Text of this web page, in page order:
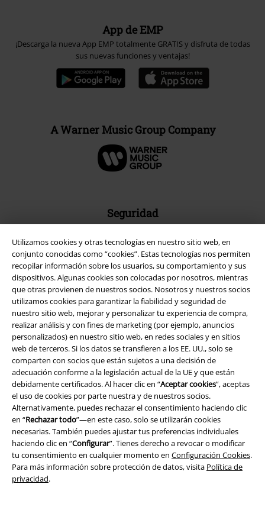
Utilizamos cookies y otras tecnologías en nuestro sitio web, en
conjunto conocidas como “cookies”. Estas tecnologías nos permiten
recopilar información sobre los usuarios, su comportamiento y sus
dispositivos. Algunas cookies son colocadas por nosotros, mientras
que otras provienen de nuestros socios. Nosotros y nuestros socios
utilizamos cookies para garantizar la fiabilidad y seguridad de
nuestro sitio web, mejorar y personalizar tu experiencia de compra,
realizar análisis y con fines de marketing (por ejemplo, anuncios
personalizados) en nuestro sitio web, en redes sociales y en sitios
web de terceros. Si los datos se transfieren a los EE. UU., solo se
comparten con socios que están sujetos a una decisión de
adecuación conforme a la legislación actual de la UE y que están
debidamente certificados. Al hacer clic en “Aceptar cookies”, aceptas
el uso de cookies por parte nuestra y de nuestros socios.
Alternativamente, puedes rechazar el consentimiento haciendo clic
en “Rechazar todo”—en este caso, solo se utilizarán cookies
necesarias. También puedes ajustar tus preferencias individuales
haciendo clic en “Configurar”. Tienes derecho a revocar o modificar
tu consentimiento en cualquier momento en Configuración Cookies.
Para más información sobre protección de datos, visita Política de
privacidad.
App de EMP
¡Descarga la nueva App EMP totalmente GRATIS y disfruta de todas
sus nuevas funciones y ventajas!
A Warner Music Group Company
Seguridad
Legal
Términos y Condiciones
Aviso Legal
Ley protección de datos
Eliminación de residuos y protección del medioambiente